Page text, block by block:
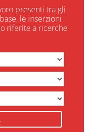
presenti tra gli
le inserzioni
riferite a ricerche